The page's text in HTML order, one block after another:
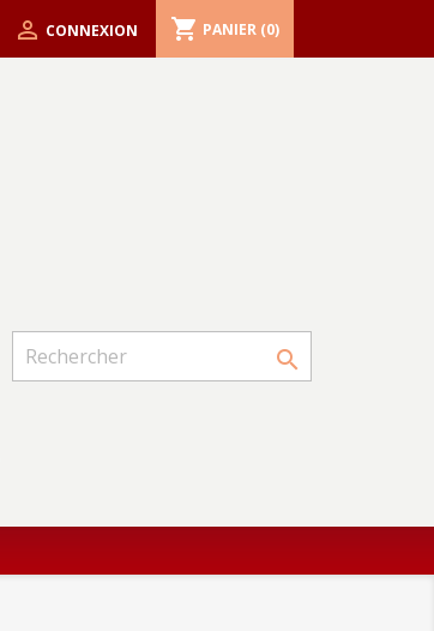
 CONNEXION shopping_cart PANIER (0)
